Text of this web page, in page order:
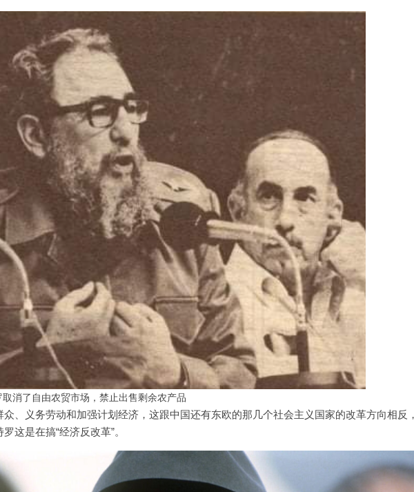
消了自由农贸市场，禁止出售剩余农产品
、义务劳动和加强计划经济，这跟中国还有东欧的那几个社会主义国家的改革方向相反
这是在搞“经济反改革”。